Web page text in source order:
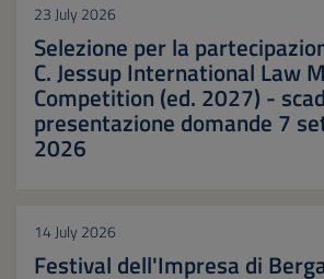
23 July 2026
Selezione per la
C. Jessup International Law
Competition (ed. 2027) -
presentazione domande 7
2026
14 July 2026
Festival dell'Impresa di